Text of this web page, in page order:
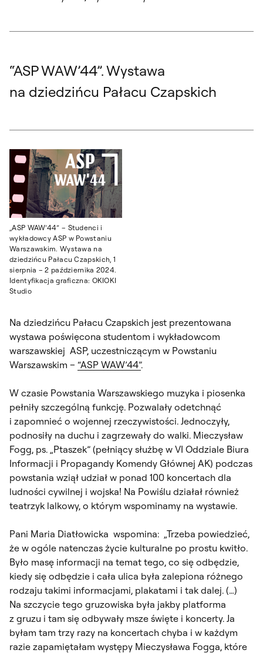
“ASP WAW’44”. Wystawa
na dziedzińcu Pałacu Czapskich
„ASP WAW’44” – Studenci i
wykładowcy ASP w Powstaniu
Warszawskim. Wystawa na
dziedzińcu Pałacu Czapskich, 1
sierpnia – 2 października 2024.
Identyfikacja graficzna: OKIOKI
Studio
Na dziedzińcu Pałacu Czapskich jest prezentowana
wystawa poświęcona studentom i wykładowcom
warszawskiej ASP, uczestniczącym w Powstaniu
Warszawskim – “ASP WAW’44”.
W czasie Powstania Warszawskiego muzyka i piosenka
pełniły szczególną funkcję. Pozwalały odetchnąć
i zapomnieć o wojennej rzeczywistości. Jednoczyły,
podnosiły na duchu i zagrzewały do walki. Mieczysław
Fogg, ps. „Ptaszek” (pełniący służbę w VI Oddziale Biura
Informacji i Propagandy Komendy Głównej AK) podczas
powstania wziął udział w ponad 100 koncertach dla
ludności cywilnej i wojska! Na Powiślu działał również
teatrzyk lalkowy, o którym wspominamy na wystawie.
Pani Maria Diatłowicka wspomina: „Trzeba powiedzieć,
że w ogóle natenczas życie kulturalne po prostu kwitło.
Było masę informacji na temat tego, co się odbędzie,
kiedy się odbędzie i cała ulica była zalepiona różnego
rodzaju takimi informacjami, plakatami i tak dalej. (…)
Na szczycie tego gruzowiska była jakby platforma
z gruzu i tam się odbywały msze święte i koncerty. Ja
byłam tam trzy razy na koncertach chyba i w każdym
razie zapamiętałam występy Mieczysława Fogga, które